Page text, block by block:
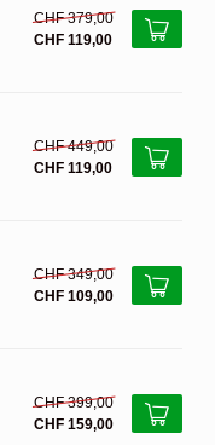
CHF 379,00
CHF 119,00
CHF 449,00
CHF 119,00
CHF 349,00
CHF 109,00
CHF 399,00
CHF 159,00